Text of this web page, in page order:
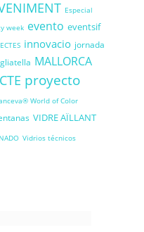
Especial
week evento eventsif
innovacio jornada
MALLORCA
proyecto
World of Color
VIDRE AÏLLANT
Vidrios técnicos